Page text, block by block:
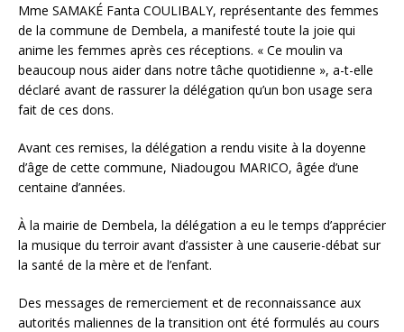
Mme SAMAKÉ Fanta COULIBALY, représentante des femmes
de la commune de Dembela, a manifesté toute la joie qui
anime les femmes après ces réceptions. « Ce moulin va
beaucoup nous aider dans notre tâche quotidienne », a-t-elle
déclaré avant de rassurer la délégation qu’un bon usage sera
fait de ces dons.
Avant ces remises, la délégation a rendu visite à la doyenne
d’âge de cette commune, Niadougou MARICO, âgée d’une
centaine d’années.
À la mairie de Dembela, la délégation a eu le temps d’apprécier
la musique du terroir avant d’assister à une causerie-débat sur
la santé de la mère et de l’enfant.
Des messages de remerciement et de reconnaissance aux
autorités maliennes de la transition ont été formulés au cours